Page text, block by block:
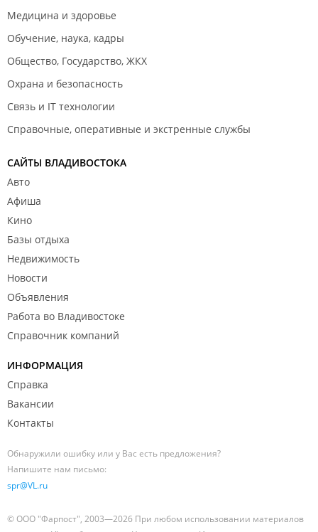
Медицина и здоровье
Обучение, наука, кадры
Общество, Государство, ЖКХ
Охрана и безопасность
Связь и IT технологии
Справочные, оперативные и экстренные службы
САЙТЫ ВЛАДИВОСТОКА
Авто
Афиша
Кино
Базы отдыха
Недвижимость
Новости
Объявления
Работа во Владивостоке
Справочник компаний
ИНФОРМАЦИЯ
Справка
Вакансии
Контакты
Обнаружили ошибку или у Вас есть предложения?
Напишите нам письмо:
spr@VL.ru
© ООО "Фарпост", 2003—2026 При любом использовании материалов